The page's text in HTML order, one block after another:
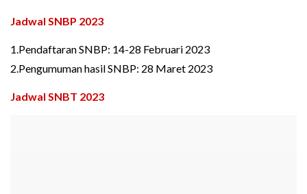
Jadwal SNBP 2023
1.Pendaftaran SNBP: 14-28 Februari 2023
2.Pengumuman hasil SNBP: 28 Maret 2023
Jadwal SNBT 2023